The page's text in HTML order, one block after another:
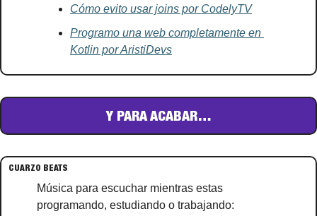
Cómo evito usar joins por CodelyTV
Programo una web completamente en
Kotlin por AristiDevs
Y PARA ACABAR…
CUARZO BEATS
Música para escuchar mientras estas
programando, estudiando o trabajando: